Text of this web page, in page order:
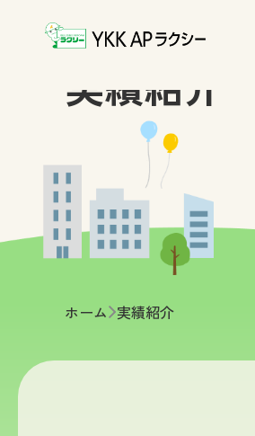
実績紹介
ホーム >
実績紹介